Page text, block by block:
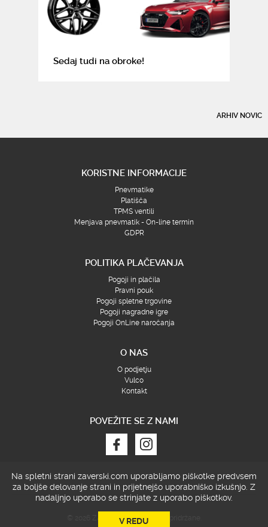
Sedaj tudi na obroke!
ARHIV NOVIC
KORISTNE INFORMACIJE
Pnevmatike
Platišča
TPMS ventili
Menjava pnevmatik - On-line termin
GDPR
POLITIKA PLAČEVANJA
Pogoji in plačila
Pravni pouk
Pogoji spletne trgovine
Pogoji nagradne igre
Pogoji OnLine naročanja
O NAS
O podjetju
Vulco
Kontakt
POVEŽITE SE Z NAMI
© 2026 ZAVERSKI, Vse pravice pridržane.
Na spletni strani zaverski.com uporabljamo piškotke predvsem
za boljše delovanje strani in prijetnejšo uporabniško izkušnjo. Z
nadaljnjo uporabo se strinjate z uporabo piškotkov.
V REDU